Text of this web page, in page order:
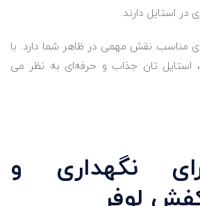
استایل دارند.
مناسب نقش مهمی در ظاهر شما دارد. با
استایل ‌تان جذاب و حرفه‌ای به نظر می
نگهداری و
لوفر